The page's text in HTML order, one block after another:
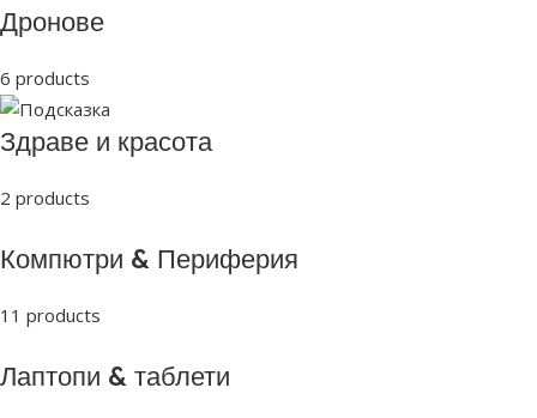
Дронове
6 products
Здраве и красота
2 products
Компютри & Периферия
11 products
Лаптопи & таблети